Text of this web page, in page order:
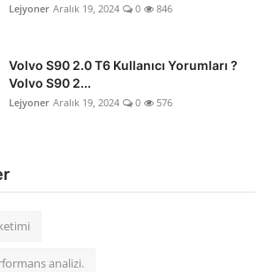
Lejyoner Aralık 19, 2024 0 846
Volvo S90 2.0 T6 Kullanıcı Yorumları ?
Volvo S90 2...
Lejyoner Aralık 19, 2024 0 576
analizi.